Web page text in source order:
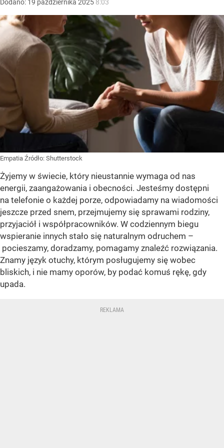
Dodano: 19 października 2025 8:03
Empatia Źródło: Shutterstock
Żyjemy w świecie, który nieustannie wymaga od nas
energii, zaangażowania i obecności. Jesteśmy dostępni
na telefonie o każdej porze, odpowiadamy na wiadomości
jeszcze przed snem, przejmujemy się sprawami rodziny,
przyjaciół i współpracowników. W codziennym biegu
wspieranie innych stało się naturalnym odruchem –
pocieszamy, doradzamy, pomagamy znaleźć rozwiązania.
Znamy język otuchy, którym posługujemy się wobec
bliskich, i nie mamy oporów, by podać komuś rękę, gdy
upada.